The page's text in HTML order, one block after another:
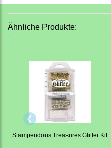
Ähnliche Produkte:
Stampendous Treasures Glitter Kit